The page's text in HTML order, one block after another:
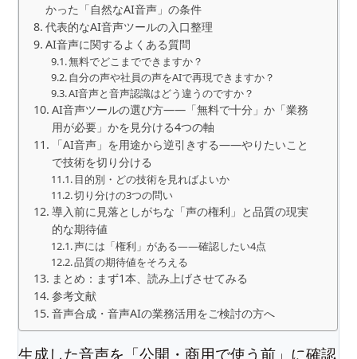
かった「自然なAI音声」の条件
代表的なAI音声ツールの入口整理
AI音声に関するよくある質問
無料でどこまでできますか？
自分の声や社員の声をAIで再現できますか？
AI音声と音声認識はどう違うのですか？
AI音声ツールの選び方――「無料で十分」か「業務
用が必要」かを見分ける4つの軸
「AI音声」を用途から逆引きする——やりたいこと
で技術を切り分ける
目的別・どの技術を見ればよいか
切り分けの3つの問い
導入前に見落としがちな「声の権利」と品質の現実
的な期待値
声には「権利」がある——確認したい4点
品質の期待値をそろえる
まとめ：まず1本、読み上げさせてみる
参考文献
音声合成・音声AIの業務活用をご検討の方へ
生成した音声を「公開・商用で使う前」に確認